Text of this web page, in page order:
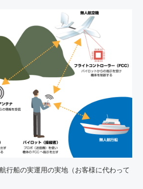
行船の実運用の実地（お客様に代わって